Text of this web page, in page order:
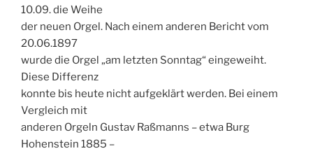
10.09. die Weihe
der neuen Orgel. Nach einem anderen Bericht vom
20.06.1897
wurde die Orgel „am letzten Sonntag“ eingeweiht.
Diese Differenz
konnte bis heute nicht aufgeklärt werden. Bei einem
Vergleich mit
anderen Orgeln Gustav Raßmanns – etwa Burg
Hohenstein 1885 –